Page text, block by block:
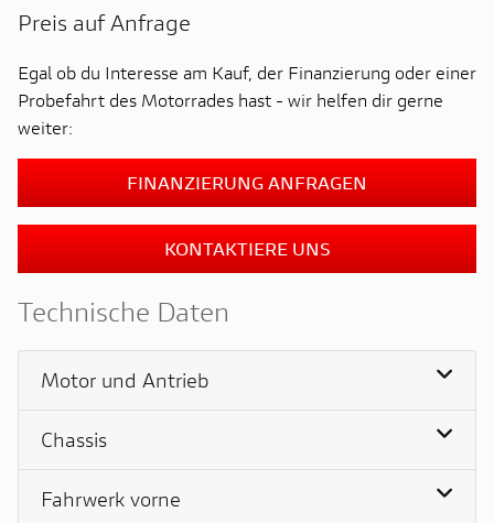
Technische Daten
Motor und Antrieb
Chassis
Fahrwerk vorne
Preis auf Anfrage
Egal ob du Interesse am Kauf, der Finanzierung oder einer
Probefahrt des Motorrades hast - wir helfen dir gerne
weiter:
FINANZIERUNG ANFRAGEN
KONTAKTIERE UNS